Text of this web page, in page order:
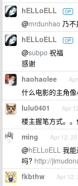
hELLoELL OP
@mrdunhao 乃不
hELLoELL OP
@subpo 祝福
感谢
haohaolee
什么电影的主角
lulu0401 Apr
楼主握笔方式。
ming Apr 12,
@hELLoELL 我
吗? http://
fkbthw Apr 12,